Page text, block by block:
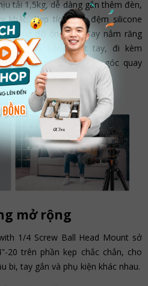
tải 1,5kg, dễ dàng gắn thêm đèn,
khác. Kẹp tích hợp đệm silicone
tăng độ ổn định. Tay nắm răng
chóng bằng một tay, đi kèm
động, mang đến nhiều góc quay
mở rộng
1/4 Screw Ball Head Mount sở
20 trên phần kẹp chắc chắn, cho
bi, tay gắn và phụ kiện khác nhau.